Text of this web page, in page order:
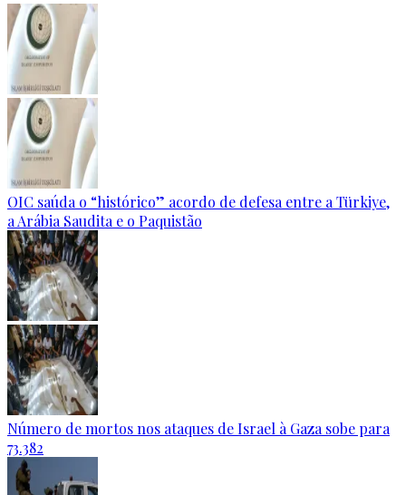
OIC saúda o “histórico” acordo de defesa entre a Türkiye,
a Arábia Saudita e o Paquistão
Número de mortos nos ataques de Israel à Gaza sobe para
73.382